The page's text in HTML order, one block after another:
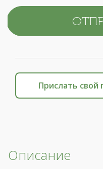
Прислать свой
Описание